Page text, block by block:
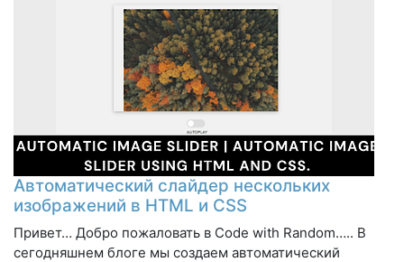
Автоматический слайдер нескольких
изображений в HTML и CSS
Привет… Добро пожаловать в Code with Random….. В
сегодняшнем блоге мы создаем автоматический